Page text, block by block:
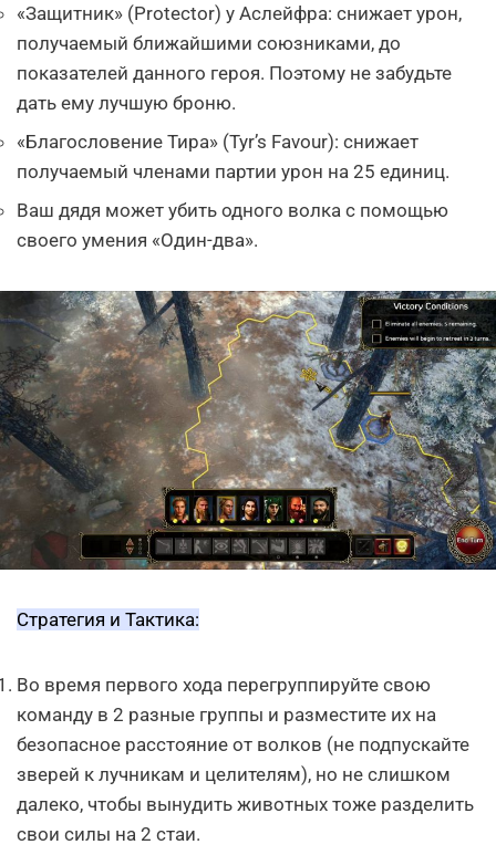
«Защитник» (Protector) у Аслейфра: снижает урон,
получаемый ближайшими союзниками, до
показателей данного героя. Поэтому не забудьте
дать ему лучшую броню.
«Благословение Тира» (Tyr’s Favour): снижает
получаемый членами партии урон на 25 единиц.
Ваш дядя может убить одного волка с помощью
своего умения «Один-два».
Стратегия и Тактика:
Во время первого хода перегруппируйте свою
команду в 2 разные группы и разместите их на
безопасное расстояние от волков (не подпускайте
зверей к лучникам и целителям), но не слишком
далеко, чтобы вынудить животных тоже разделить
свои силы на 2 стаи.